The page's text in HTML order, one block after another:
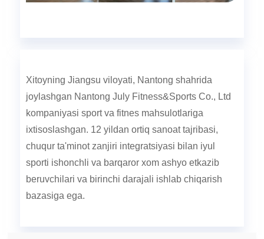
Xitoyning Jiangsu viloyati, Nantong shahrida
joylashgan Nantong July Fitness&Sports Co., Ltd
kompaniyasi sport va fitnes mahsulotlariga
ixtisoslashgan. 12 yildan ortiq sanoat tajribasi,
chuqur ta'minot zanjiri integratsiyasi bilan iyul
sporti ishonchli va barqaror xom ashyo etkazib
beruvchilari va birinchi darajali ishlab chiqarish
bazasiga ega.